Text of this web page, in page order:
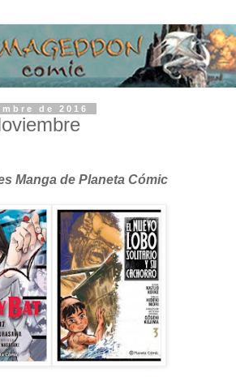
de 2016
Manga de Planeta Cómic